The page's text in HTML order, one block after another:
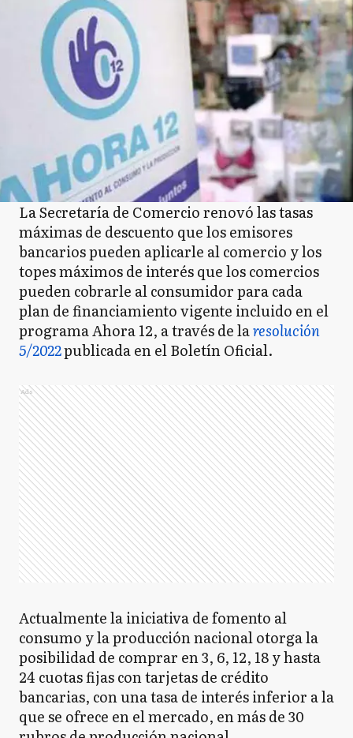
La Secretaría de Comercio renovó las tasas
máximas de descuento que los emisores
bancarios pueden aplicarle al comercio y los
topes máximos de interés que los comercios
pueden cobrarle al consumidor para cada
plan de financiamiento vigente incluido en el
programa Ahora 12, a través de laresolución
5/2022publicada en el Boletín Oficial.
Ads
Actualmente la iniciativa de fomento al
consumo y la producción nacional otorga la
posibilidad de comprar en 3, 6, 12, 18 y hasta
24 cuotas fijas con tarjetas de crédito
bancarias, con una tasa de interés inferior a la
que se ofrece en el mercado, en más de 30